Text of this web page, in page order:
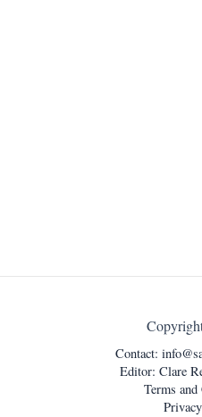
Contact:
Editor: Clare
Terms